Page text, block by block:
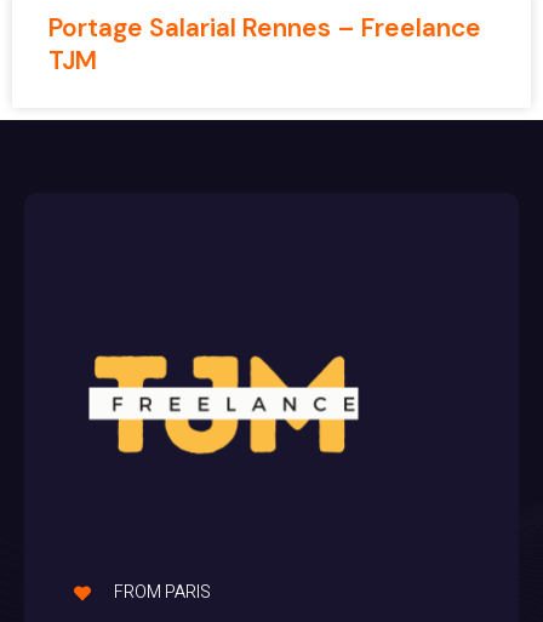
Portage Salarial Rennes – Freelance
TJM
FROM PARIS